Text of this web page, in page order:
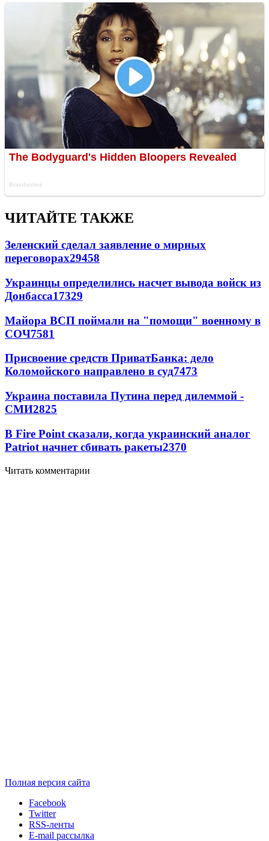
ЧИТАЙТЕ ТАКЖЕ
Зеленский сделал заявление о мирных
переговорах29458
Украинцы определились насчет вывода войск из
Донбасса17329
Майора ВСП поймали на "помощи" военному в
СОЧ7581
Присвоение средств ПриватБанка: дело
Коломойского направлено в суд7473
Украина поставила Путина перед дилеммой -
СМИ2825
В Fire Point сказали, когда украинский аналог
Patriot начнет сбивать ракеты2370
Читать комментарии
Полная версия сайта
Facebook
Twitter
RSS-ленты
E-mail рассылка